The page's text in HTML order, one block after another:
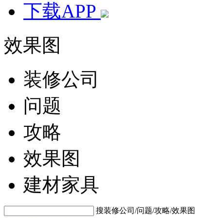
下载APP
效果图
装修公司
问题
攻略
效果图
建材家具
搜装修公司/问题/攻略/效果图